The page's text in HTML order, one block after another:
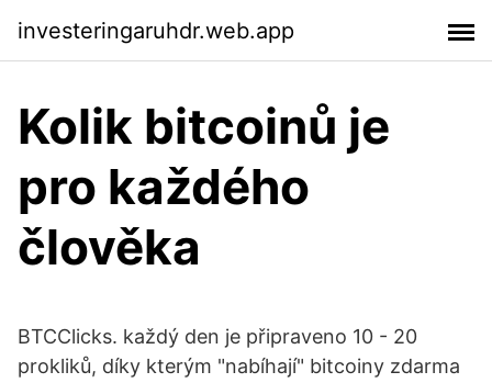
investeringaruhdr.web.app
Kolik bitcoinů je
pro každého
člověka
BTCClicks. každý den je připraveno 10 - 20
prokliků, díky kterým "nabíhají" bitcoiny zdarma